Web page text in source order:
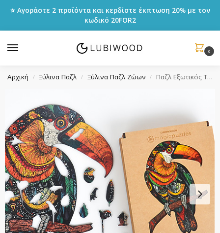
⭐ Αγοράστε 2 προϊόντα και κερδίστε έκπτωση 20% με τον
κωδικό 20FOR2
0
Αρχική / Ξύλινα Παζλ / Ξύλινα Παζλ Ζώων / Παζλ Εξωτικός Τουκάν